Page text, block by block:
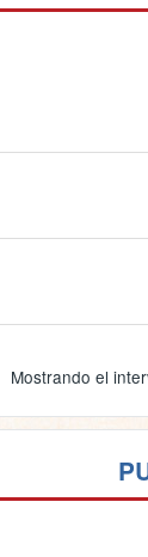
Mostrando el